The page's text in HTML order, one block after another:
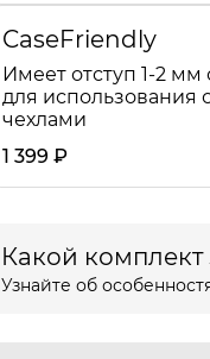
CaseFriendly
Имеет отступ 1-2 мм
для использования
чехлами
1 399 ₽
Какой
Узнайте об